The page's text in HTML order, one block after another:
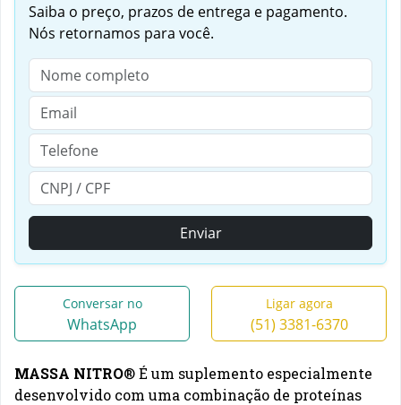
Saiba o preço, prazos de entrega e pagamento.
Nós retornamos para você.
Enviar
Conversar no
WhatsApp
Ligar agora
(51) 3381-6370
MASSA NITRO® É um suplemento especialmente
desenvolvido com uma combinação de proteínas